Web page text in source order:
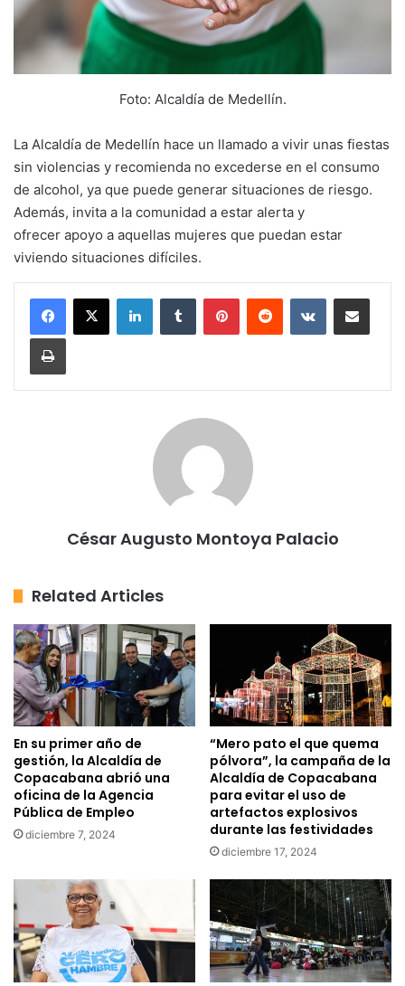
Foto: Alcaldía de Medellín.
La Alcaldía de Medellín hace un llamado a vivir unas fiestas
sin violencias y recomienda no excederse en el consumo
de alcohol, ya que puede generar situaciones de riesgo.
Además, invita a la comunidad a estar alerta y
ofrecer apoyo a aquellas mujeres que puedan estar
viviendo situaciones difíciles.
LinkedInTumblr PinterestReddit VKontakteShare via Email
Print
César Augusto Montoya Palacio
Related Articles
En su primer año de
gestión, la Alcaldía de
Copacabana abrió una
oficina de la Agencia
Pública de Empleo
diciembre 7, 2024
“Mero pato el que quema
pólvora”, la campaña de la
Alcaldía de Copacabana
para evitar el uso de
artefactos explosivos
durante las festividades
diciembre 17, 2024